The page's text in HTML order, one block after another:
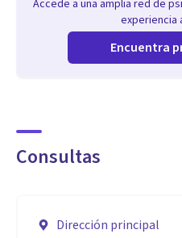
Accede a una amplia red de
experiencia
Encuentra
Consultas
Dirección principal